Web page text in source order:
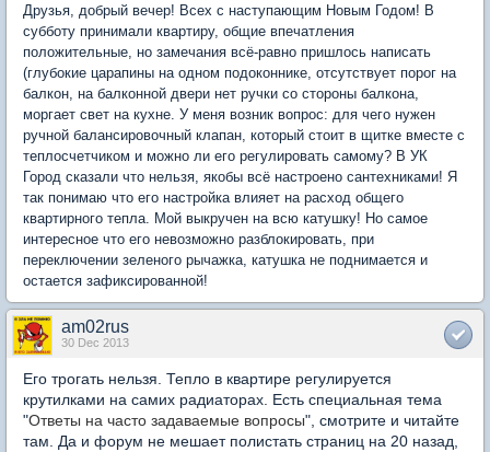
Друзья, добрый вечер! Всех с наступающим Новым Годом! В
субботу принимали квартиру, общие впечатления
положительные, но замечания всё-равно пришлось написать
(глубокие царапины на одном подоконнике, отсутствует порог на
балкон, на балконной двери нет ручки со стороны балкона,
моргает свет на кухне. У меня возник вопрос: для чего нужен
ручной балансировочный клапан, который стоит в щитке вместе с
теплосчетчиком и можно ли его регулировать самому? В УК
Город сказали что нельзя, якобы всё настроено сантехниками! Я
так понимаю что его настройка влияет на расход общего
квартирного тепла. Мой выкручен на всю катушку! Но самое
интересное что его невозможно разблокировать, при
переключении зеленого рычажка, катушка не поднимается и
остается зафиксированной!
am02rus
30 Dec 2013
Его трогать нельзя. Тепло в квартире регулируется
крутилками на самих радиаторах. Есть специальная тема
"Ответы на часто задаваемые вопросы", смотрите и читайте
там. Да и форум не мешает полистать страниц на 20 назад,